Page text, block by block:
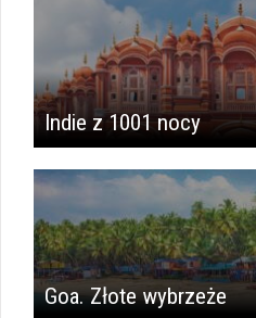
Indie z 1001 nocy
Goa. Złote wybrzeże